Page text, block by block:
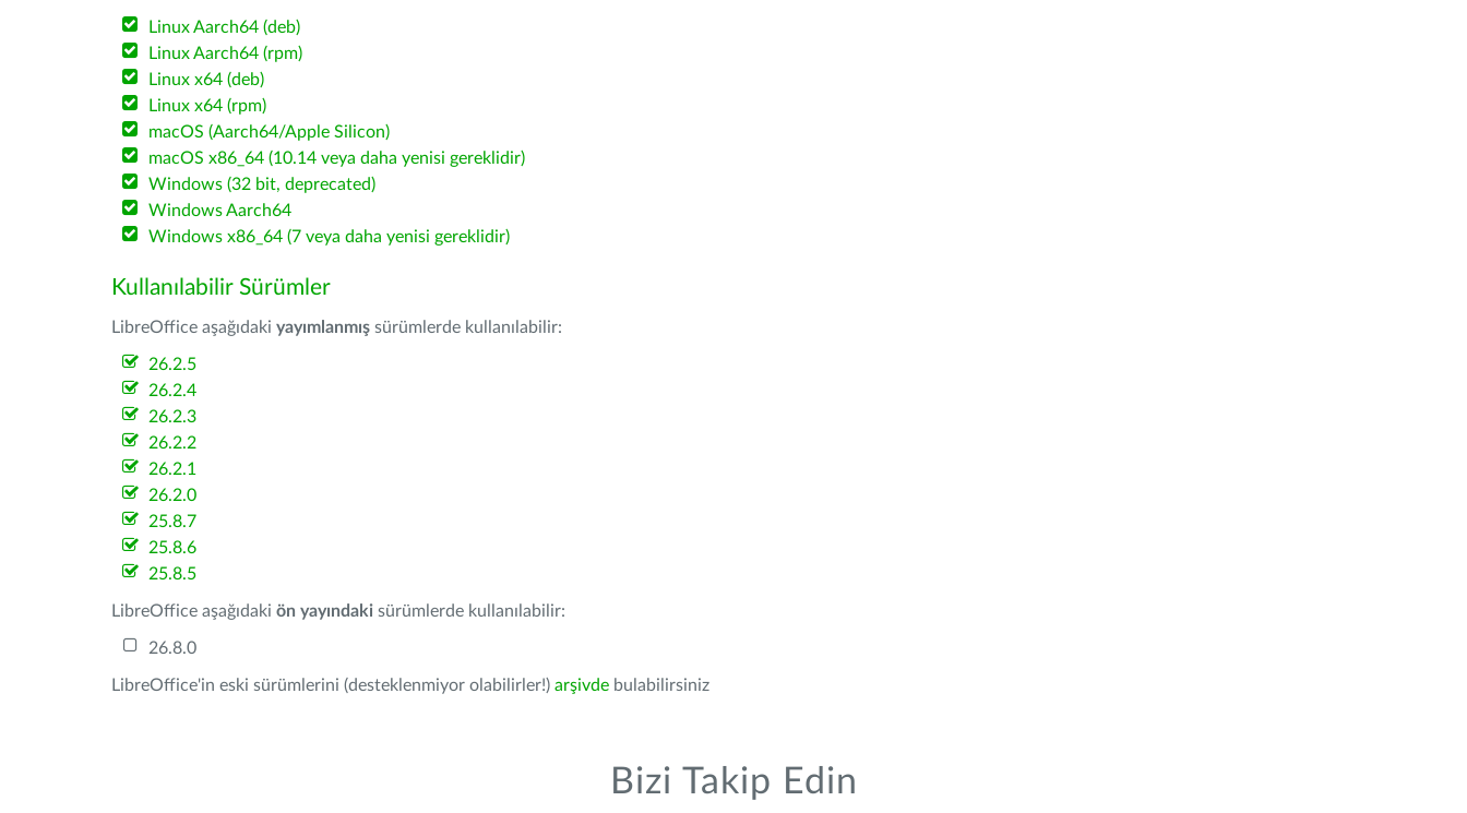
Linux Aarch64 (deb)
Linux Aarch64 (rpm)
Linux x64 (deb)
Linux x64 (rpm)
macOS (Aarch64/Apple Silicon)
macOS x86_64 (10.14 veya daha yenisi gereklidir)
Windows (32 bit, deprecated)
Windows Aarch64
Windows x86_64 (7 veya daha yenisi gereklidir)
Kullanılabilir Sürümler
LibreOffice aşağıdaki yayımlanmış sürümlerde kullanılabilir:
26.2.5
26.2.4
26.2.3
26.2.2
26.2.1
26.2.0
25.8.7
25.8.6
25.8.5
LibreOffice aşağıdaki ön yayındaki sürümlerde kullanılabilir:
26.8.0
LibreOffice'in eski sürümlerini (desteklenmiyor olabilirler!) arşivde bulabilirsiniz
Bizi Takip Edin